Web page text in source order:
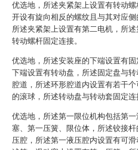
优选地，所述夹紧架上设置有转动
开设有旋向相反的螺纹且与其对应侧
所述夹紧架上设置有第二电机，所
转动螺杆固定连接。
优选地，所述安装座的下端设置有
下端设置有转动盘，所述固定盘与
腔道，所述环形腔道内设置有若干
的滚球，所述转动盘与转动套固定连
优选地，所述第一限位机构包括第
塞、第一压簧、限位体，所述铰接
压腔，所述第一液压腔内设置有可